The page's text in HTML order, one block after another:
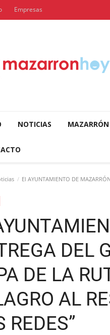
Empresas
NOTICIAS
El AYUNTAMIENTO DE
DEL
DE LA
AL
REDES”